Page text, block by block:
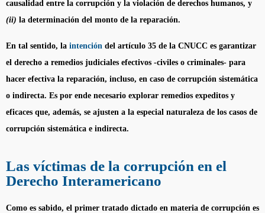
causalidad entre la corrupción y la violación de derechos humanos, y
(ii) la determinación del monto de la reparación.
En tal sentido, la intención del artículo 35 de la CNUCC es garantizar
el derecho a remedios judiciales efectivos -civiles o criminales- para
hacer efectiva la reparación, incluso, en caso de corrupción sistemática
o indirecta. Es por ende necesario explorar remedios expeditos y
eficaces que, además, se ajusten a la especial naturaleza de los casos de
corrupción sistemática e indirecta.
Las víctimas de la corrupción en el
Derecho Interamericano
Como es sabido, el primer tratado dictado en materia de corrupción es